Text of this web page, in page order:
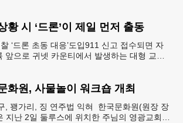
황 시 ‘드론’이 제일 먼저 출동
‘드론 초동 대응’도입911 신고 접수되면 자
앞으로 귀넷 카운티에서 발생하는 대형 교통
화원, 사물놀이 워크숍 개최
, 꽹가리, 징 연주법 익혀 한국문화원(원장 장
지난 2일 둘루스에 위치한 주님의 영광교회에